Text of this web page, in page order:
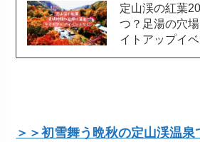
定山渓の紅葉
つ？足湯の穴
イトアップイベ
＞＞初雪舞う晩秋の定山渓温